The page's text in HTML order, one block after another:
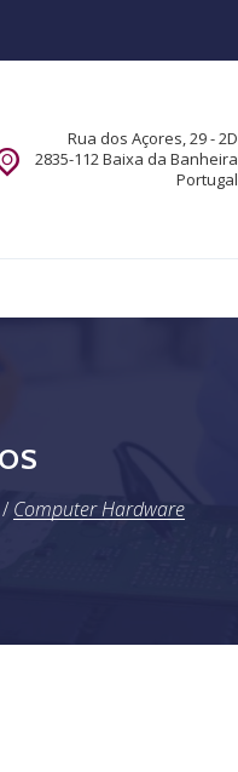
Rua dos Açores, 29 - 2D
2835-112 Baixa da Banheira
Portugal
/ Computer Hardware